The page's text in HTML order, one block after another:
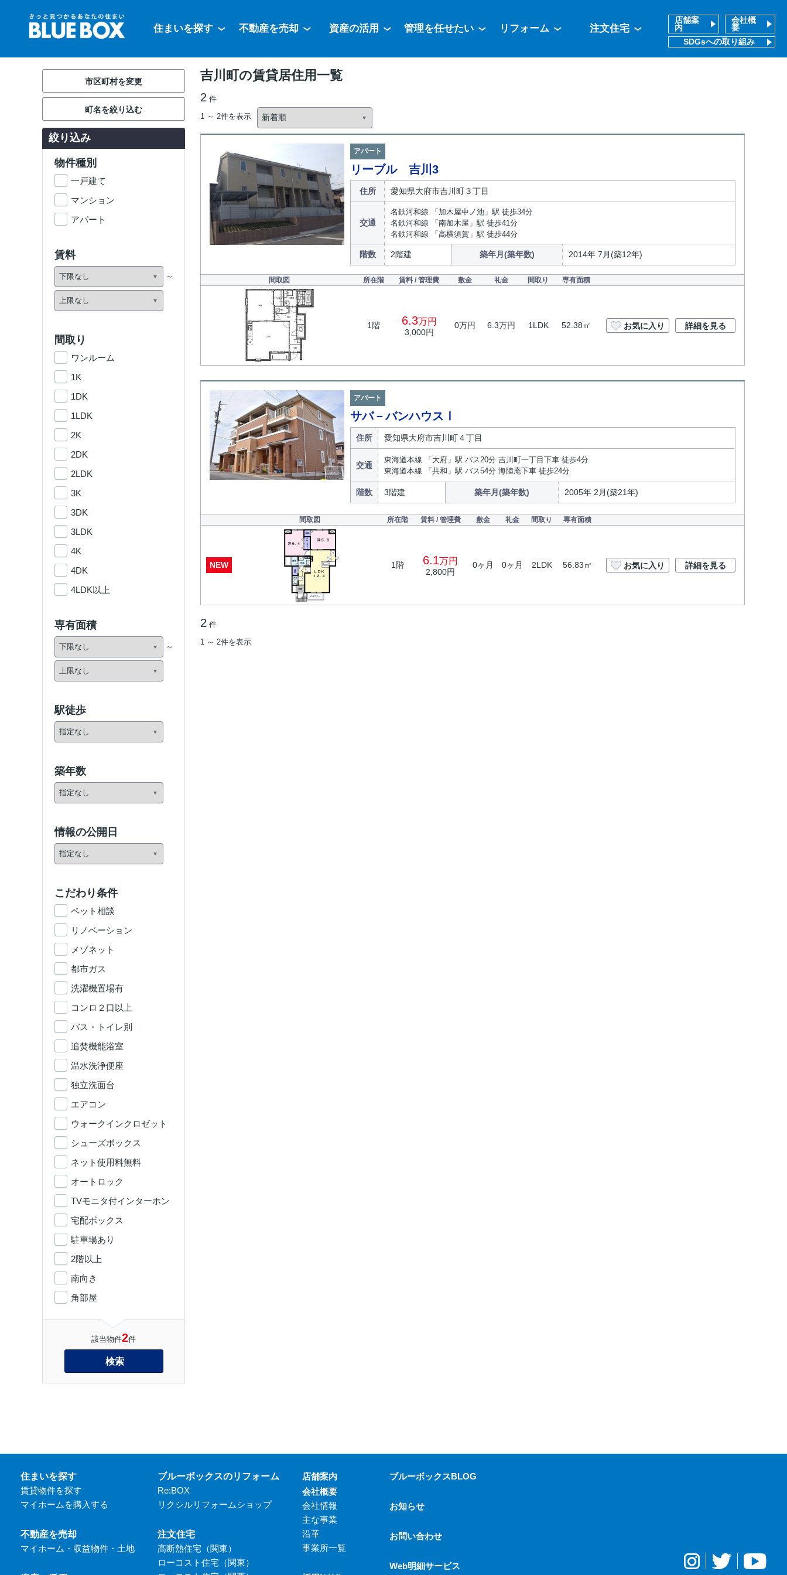
住まいを探す 不動産を売却 資産の活用 管理を任せたい リフォーム 注文住宅
店舗案
内
会社概
要
SDGsへの取り組み
吉川町の賃貸居住用一覧
2 件
1 ～ 2件を表示
アパート
リーブル 吉川3
住所 愛知県大府市吉川町３丁目
交通
名鉄河和線 「加木屋中ノ池」駅 徒歩34分
名鉄河和線 「南加木屋」駅 徒歩41分
名鉄河和線 「高横須賀」駅 徒歩44分
階数 2階建 築年月(築年数) 2014年 7月(築12年)
間取図 所在階 賃料 / 管理費 敷金 礼金 間取り 専有面積
1階 6.3万円
3,000円
0万円 6.3万円 1LDK 52.38㎡ お気に入り 詳細を見る
アパート
サバ－バンハウスⅠ
住所 愛知県大府市吉川町４丁目
交通
東海道本線 「大府」駅 バス20分 吉川町一丁目下車 徒歩4分
東海道本線 「共和」駅 バス54分 海陸庵下車 徒歩24分
階数 3階建 築年月(築年数) 2005年 2月(築21年)
間取図 所在階 賃料 / 管理費 敷金 礼金 間取り 専有面積
NEW 1階 6.1万円
2,800円
0ヶ月 0ヶ月 2LDK 56.83㎡ お気に入り 詳細を見る
2 件
1 ～ 2件を表示
市区町村を変更
町名を絞り込む
絞り込み
物件種別
一戸建て
マンション
アパート
賃料
間取り
ワンルーム
1K
1DK
1LDK
2K
2DK
2LDK
3K
3DK
3LDK
4K
4DK
4LDK以上
専有面積
駅徒歩
築年数
情報の公開日
こだわり条件
ペット相談
リノベーション
メゾネット
都市ガス
洗濯機置場有
コンロ２口以上
バス・トイレ別
追焚機能浴室
温水洗浄便座
独立洗面台
エアコン
ウォークインクロゼット
シューズボックス
ネット使用料無料
オートロック
TVモニタ付インターホン
宅配ボックス
駐車場あり
2階以上
南向き
角部屋
該当物件2件
検索
住まいを探す
賃貸物件を探す
マイホームを購入する
不動産を売却
マイホーム・収益物件・土地
ブルーボックスのリフォーム
Re:BOX
リクシルリフォームショップ
注文住宅
高断熱住宅（関東）
ローコスト住宅（関東）
店舗案内
会社概要
会社情報
主な事業
沿革
事業所一覧
ブルーボックスBLOG
お知らせ
お問い合わせ
Web明細サービス